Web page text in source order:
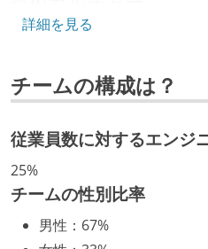
CTO またはそれに準じる
取締役（社内）または執
ング部門の人間が経営に
開発メンバーの裁量
任で好きなものを使うこと
企画を決定する場に、実
詳細を見る
チームの構成は？
従業員数に対するエンジ
25%
チームの性別比率
男性 ： 67%